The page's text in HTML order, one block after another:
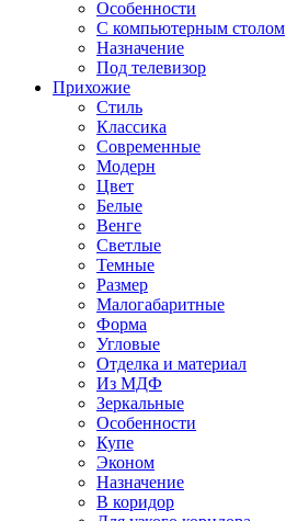
Особенности
С компьютерным столом
Назначение
Под телевизор
Прихожие
Стиль
Классика
Современные
Модерн
Цвет
Белые
Венге
Светлые
Темные
Размер
Малогабаритные
Форма
Угловые
Отделка и материал
Из МДФ
Зеркальные
Особенности
Купе
Эконом
Назначение
В коридор